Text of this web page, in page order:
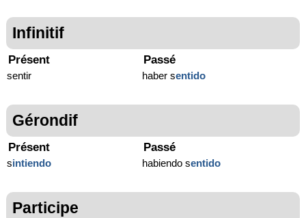
Infinitif
Présent
sentir
Passé
haber sentido
Gérondif
Présent
sintiendo
Passé
habiendo sentido
Participe